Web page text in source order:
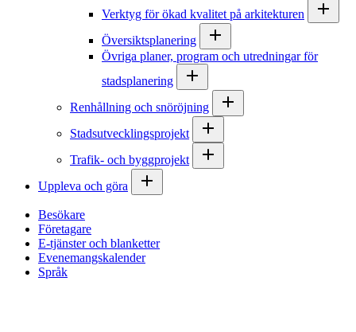
Verktyg för ökad kvalitet på arkitekturen
Översiktsplanering
Övriga planer, program och utredningar för
stadsplanering
Renhållning och snöröjning
Stadsutvecklingsprojekt
Trafik- och byggprojekt
Uppleva och göra
Besökare
Företagare
E-tjänster och blanketter
Evenemangskalender
Språk